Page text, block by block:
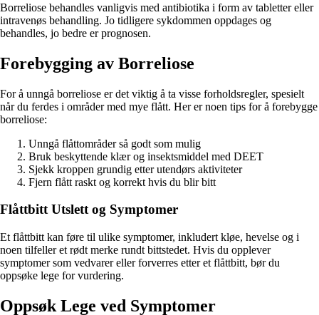
Borreliose behandles vanligvis med antibiotika i form av tabletter eller
intravenøs behandling. Jo tidligere sykdommen oppdages og
behandles, jo bedre er prognosen.
Forebygging av Borreliose
For å unngå borreliose er det viktig å ta visse forholdsregler, spesielt
når du ferdes i områder med mye flått. Her er noen tips for å forebygge
borreliose:
Unngå flåttområder så godt som mulig
Bruk beskyttende klær og insektsmiddel med DEET
Sjekk kroppen grundig etter utendørs aktiviteter
Fjern flått raskt og korrekt hvis du blir bitt
Flåttbitt Utslett og Symptomer
Et flåttbitt kan føre til ulike symptomer, inkludert kløe, hevelse og i
noen tilfeller et rødt merke rundt bittstedet. Hvis du opplever
symptomer som vedvarer eller forverres etter et flåttbitt, bør du
oppsøke lege for vurdering.
Oppsøk Lege ved Symptomer